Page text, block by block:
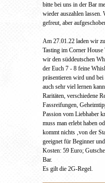
bitte bei uns in der Bar
wieder auszahlen lassen.
gefreut, aber
Am 27.01.22 laden wir
Tasting im Corner
wir den süddeutschen
der Euch 7 - 8 feine
präsentieren wird und bei
auch sehr viel lernen
Raritäten, verschiedene
Fassreifungen,
Passion vom Liebhaber
muss man erlebt haben
kommt nichts ‚von der
geeignet für Beginner
Kosten: 59 Euro;
Bar.
Es gilt die 2G-Regel.